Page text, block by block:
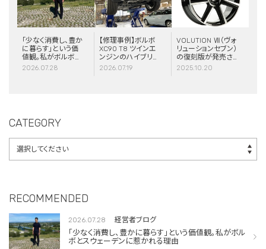
「少なく消費し、豊か
に暮らす」という価
値観。私がボルボと
スウェーデンに惹か
2026.07.28
【修理事例】ボルボ
XC90 T8 ツインエ
ンジンのハイブリッ
ドシステム故障・
2026.07.19
VOLUTION Ⅶ（ヴォ
リューションセブン）
の復刻版が発売さ
れました！
2025.10.20
CATEGORY
RECOMMENDED
2026.07.28 経営者ブログ
「少なく消費し、豊かに暮らす」という価値観。私がボル
ボとスウェーデンに惹かれる理由